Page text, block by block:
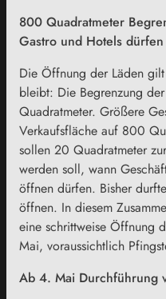
800 Quadratmeter
Gastro und Hotels
Die Öffnung der Läden
bleibt: Die Begrenzung
Quadratmeter. Größere
Verkaufsfläche auf 800
sollen 20 Quadratmeter
werden soll, wann
öffnen dürfen. Bisher
öffnen. In diesem
eine schrittweise Öffnung
Mai, voraussichtlich
Ab 4. Mai Durchführung